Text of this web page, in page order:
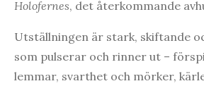
Holofernes, det återkommande
Utställningen är stark, skiftande
som pulserar och rinner ut –
lemmar, svarthet och mörker,